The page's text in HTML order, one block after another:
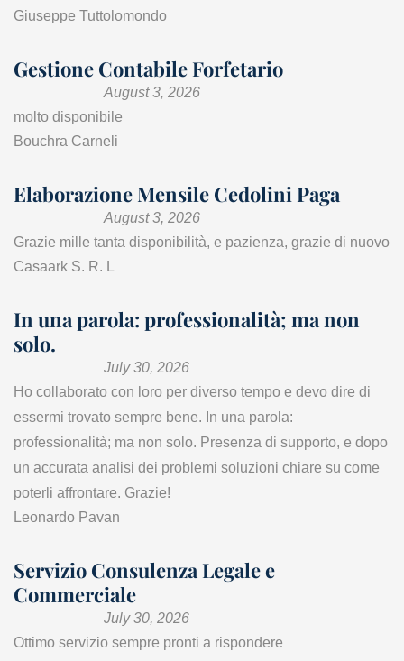
Giuseppe Tuttolomondo
Gestione Contabile Forfetario
August 3, 2026
molto disponibile
Bouchra Carneli
Elaborazione Mensile Cedolini Paga
August 3, 2026
Grazie mille tanta disponibilità, e pazienza, grazie di nuovo
Casaark S. R. L
In una parola: professionalità; ma non
solo.
July 30, 2026
Ho collaborato con loro per diverso tempo e devo dire di
essermi trovato sempre bene. In una parola:
professionalità; ma non solo. Presenza di supporto, e dopo
un accurata analisi dei problemi soluzioni chiare su come
poterli affrontare. Grazie!
Leonardo Pavan
Servizio Consulenza Legale e
Commerciale
July 30, 2026
Ottimo servizio sempre pronti a rispondere